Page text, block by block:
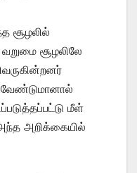
சூழலில்
சூழலிலே
மீள்
அறிக்கையில்